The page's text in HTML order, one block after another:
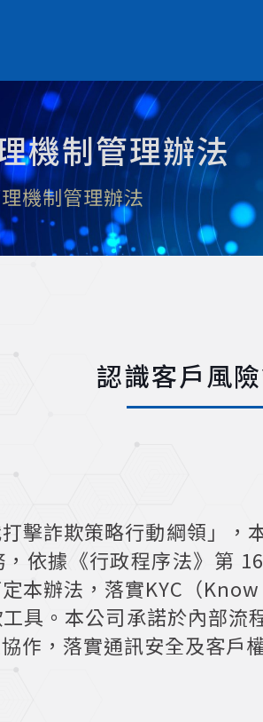
機制管理辦法
機制管理辦法
認識客戶風
擊詐欺策略行動綱領」
依據《行政程序法》第
本辦法，落實KYC（
具。本公司承諾於內部
作，落實通訊安全及客戶